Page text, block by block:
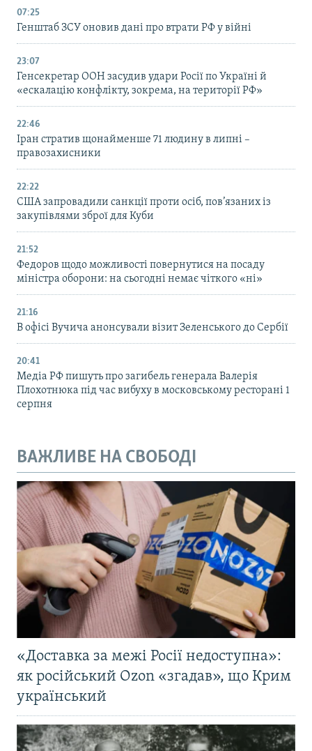
07:25
Генштаб ЗСУ оновив дані про втрати РФ у війні
23:07
Генсекретар ООН засудив удари Росії по Україні й
«ескалацію конфлікту, зокрема, на території РФ»
22:46
Іран стратив щонайменше 71 людину в липні –
правозахисники
22:22
США запровадили санкції проти осіб, пов’язаних із
закупівлями зброї для Куби
21:52
Федоров щодо можливості повернутися на посаду
міністра оборони: на сьогодні немає чіткого «ні»
21:16
В офісі Вучича анонсували візит Зеленського до Сербії
20:41
Медіа РФ пишуть про загибель генерала Валерія
Плохотнюка під час вибуху в московському ресторані 1
серпня
ВАЖЛИВЕ НА СВОБОДІ
«Доставка за межі Росії недоступна»:
як російський Ozon «згадав», що Крим
український